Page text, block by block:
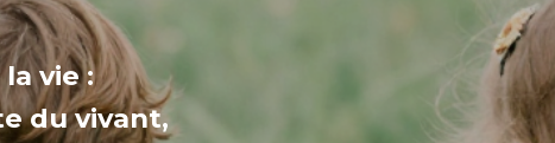
vie :
du vivant,